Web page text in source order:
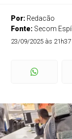
Por: Redacão
Fonte: Secom
23/09/2025 às 21h37